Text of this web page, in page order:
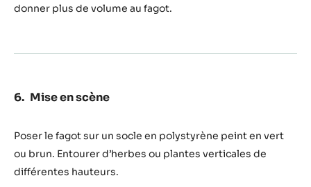
donner plus de volume au fagot.
Mise en scène
Poser le fagot sur un socle en polystyrène peint en vert
ou brun. Entourer d’herbes ou plantes verticales de
différentes hauteurs.